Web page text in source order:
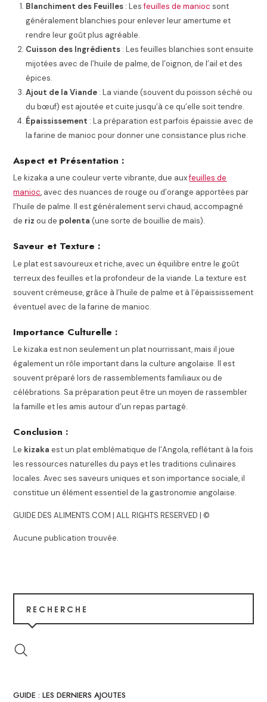
Blanchiment des Feuilles : Lesfeuilles de manioc sont
généralement blanchies pour enlever leur amertume et
rendre leur goût plus agréable.
Cuisson des Ingrédients : Les feuilles blanchies sont ensuite
mijotées avec de l’huile de palme, de l’oignon, de l’ail et des
épices.
Ajout de la Viande : La viande (souvent du poisson séché ou
du bœuf) est ajoutée et cuite jusqu’à ce qu’elle soit tendre.
Épaississement : La préparation est parfois épaissie avec de
la farine de manioc pour donner une consistance plus riche.
Aspect et Présentation :
Le kizaka a une couleur verte vibrante, due auxfeuilles de
manioc, avec des nuances de rouge ou d’orange apportées par
l’huile de palme. Il est généralement servi chaud, accompagné
de riz ou de polenta (une sorte de bouillie de maïs).
Saveur et Texture :
Le plat est savoureux et riche, avec un équilibre entre le goût
terreux des feuilles et la profondeur de la viande. La texture est
souvent crémeuse, grâce à l’huile de palme et à l’épaississement
éventuel avec de la farine de manioc.
Importance Culturelle :
Le kizaka est non seulement un plat nourrissant, mais il joue
également un rôle important dans la culture angolaise. Il est
souvent préparé lors de rassemblements familiaux ou de
célébrations. Sa préparation peut être un moyen de rassembler
la famille et les amis autour d’un repas partagé.
Conclusion :
Le kizaka est un plat emblématique de l’Angola, reflétant à la fois
les ressources naturelles du pays et les traditions culinaires
locales. Avec ses saveurs uniques et son importance sociale, il
constitue un élément essentiel de la gastronomie angolaise.
GUIDE DES ALIMENTS.COM | ALL RIGHTS RESERVED | ©
Aucune publication trouvée.
RECHERCHE
GUIDE : LES DERNIERS AJOUTES